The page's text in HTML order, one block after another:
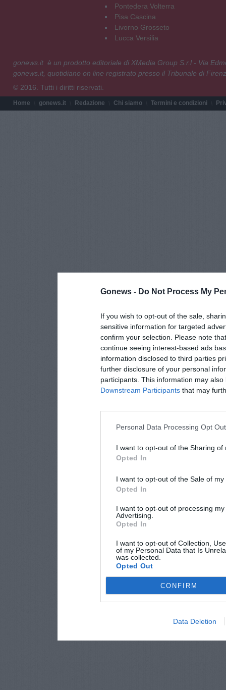
Gonews - Do Not Process My
If you wish to opt-out of the sale,
sensitive information for targeted
confirm your selection. Please note
continue seeing interest-based ads
information disclosed to third parties
further disclosure of your personal
participants. This information may
Downstream Participants that may
Personal Data Processing Opt
I want to opt-out of the Sharing of
Opted In
I want to opt-out of the Sale of
Opted In
I want to opt-out of processing
Advertising.
Opted In
I want to opt-out of Collection,
of my Personal Data that Is
was collected.
Opted Out
CONFIRM
Data Deletion
Pontedera Volterra
Pisa Cascina
Livorno Grosseto
Lucca Versilia
gonews.it è un prodotto editoriale di XMedia Group S.r.l - Via
gonews.it, quotidiano on line registrato presso il Tribunale di
© 2016. Tutti i diritti riservati.
Home gonews.it Redazione Chi siamo Termini e condizioni